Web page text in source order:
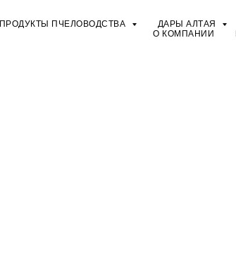
ПРОДУКТЫ ПЧЕЛОВОДСТВА ДАРЫ АЛТАЯ
О КОМПАНИИ